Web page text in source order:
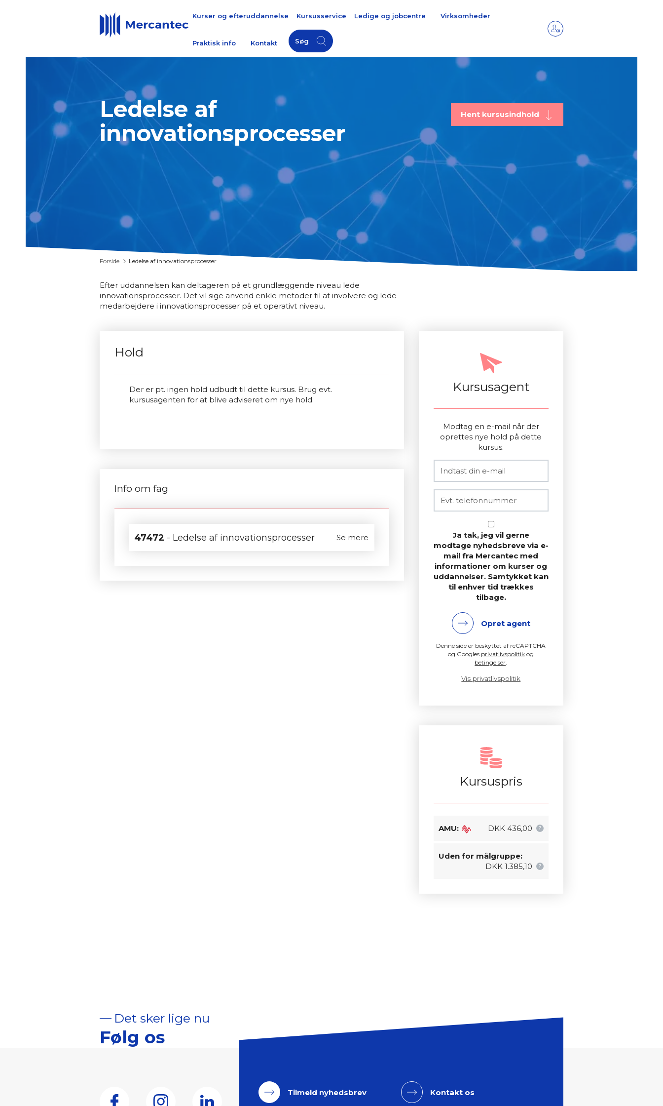
Kurser og efteruddannelse Kursusservice Ledige og jobcentre Virksomheder
Praktisk info Kontakt Søg
Ledelse af
innovationsprocesser
Hent kursusindhold
Forside Ledelse af innovationsprocesser
Efter uddannelsen kan deltageren på et grundlæggende niveau lede
innovationsprocesser. Det vil sige anvend enkle metoder til at involvere og lede
medarbejdere i innovationsprocesser på et operativt niveau.
Hold
Der er pt. ingen hold udbudt til dette kursus. Brug evt.
kursusagenten for at blive adviseret om nye hold.
Info om fag
47472 - Ledelse af innovationsprocesser Se mere
Kursusagent
Modtag en e-mail når der
oprettes nye hold på dette
kursus.
Ja tak, jeg vil gerne
modtage nyhedsbreve via e-
mail fra Mercantec med
informationer om kurser og
uddannelser. Samtykket kan
til enhver tid trækkes
tilbage.
Opret agent
Denne side er beskyttet af reCAPTCHA
og Googles privatlivspolitik og
betingelser.
Vis privatlivspolitik
Kursuspris
AMU: DKK 436,00
Uden for målgruppe:
DKK 1.385,10
Det sker lige nu
Følg os
Tilmeld nyhedsbrev Kontakt os